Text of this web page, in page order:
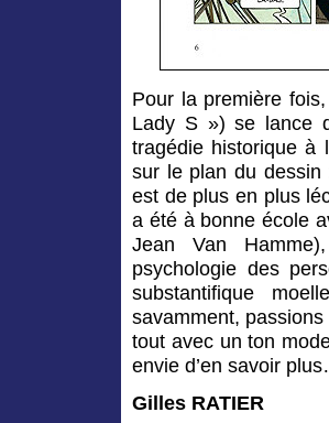
Pour la première fois,
Lady S ») se lance
tragédie historique à
sur le plan du dessin
est de plus en plus
a été à bonne école
Jean Van
psychologie des
substantifique
savamment,
tout avec un ton
envie d’en savoir
Gilles RATIER